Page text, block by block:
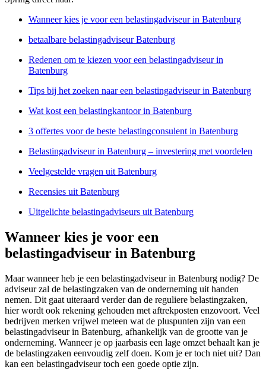
Wanneer kies je voor een belastingadviseur in Batenburg
betaalbare belastingadviseur Batenburg
Redenen om te kiezen voor een belastingadviseur in
Batenburg
Tips bij het zoeken naar een belastingadviseur in Batenburg
Wat kost een belastingkantoor in Batenburg
3 offertes voor de beste belastingconsulent in Batenburg
Belastingadviseur in Batenburg – investering met voordelen
Veelgestelde vragen uit Batenburg
Recensies uit Batenburg
Uitgelichte belastingadviseurs uit Batenburg
Wanneer kies je voor een
belastingadviseur in Batenburg
Maar wanneer heb je een belastingadviseur in Batenburg nodig? De
adviseur zal de belastingzaken van de onderneming uit handen
nemen. Dit gaat uiteraard verder dan de reguliere belastingzaken,
hier wordt ook rekening gehouden met aftrekposten enzovoort. Veel
bedrijven merken vrijwel meteen wat de pluspunten zijn van een
belastingadviseur in Batenburg, afhankelijk van de grootte van je
onderneming. Wanneer je op jaarbasis een lage omzet behaalt kan je
de belastingzaken eenvoudig zelf doen. Kom je er toch niet uit? Dan
kan een belastingadviseur toch een goede optie zijn.